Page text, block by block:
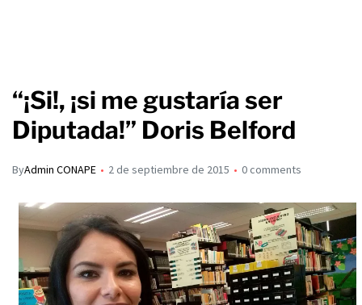
“¡Si!, ¡si me gustaría ser
Diputada!” Doris Belford
ByAdmin CONAPE 2 de septiembre de 2015 0 comments